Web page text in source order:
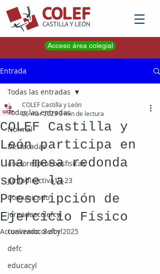
Acceso área colegial
Entrada
Todas las entradas
Normal
Destacadas
asesorespruebasfisicas
juntadirectiva19-23
Comunicado
jornadascolefcyl
conveniocolefcyl
defc
educacyl
Todas las entradas
COLEF Castilla y
León participa en
una mesa redonda
sobre la
Prescripción de
Ejercicio Físico
COLEF Castilla y León
26 mar 20253 min de lectura
Actualizado:8 abr 2025